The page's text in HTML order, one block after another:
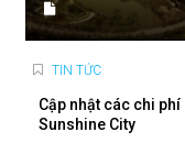
TIN TỨC
Cập nhật các chi
Sunshine City